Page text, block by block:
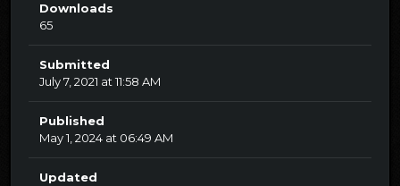
Downloads
65
Submitted
July 7, 2021 at 11:58 AM
Published
May 1, 2024 at 06:49 AM
Updated